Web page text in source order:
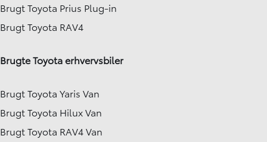
Brugt Toyota Prius Plug-in
Brugt Toyota RAV4
Brugte Toyota erhvervsbiler
Brugt Toyota Yaris Van
Brugt Toyota Hilux Van
Brugt Toyota RAV4 Van